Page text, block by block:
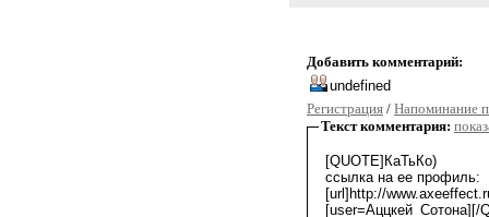
Добавить комментарий:
Регистрация / Напоминание
Текст комментария: